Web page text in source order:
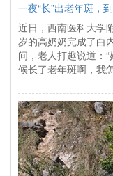
一夜“长”出老年斑，
近日，西南医科大学
岁的高奶奶完成了白
间，老人打趣说道：
候长了老年斑啊，我